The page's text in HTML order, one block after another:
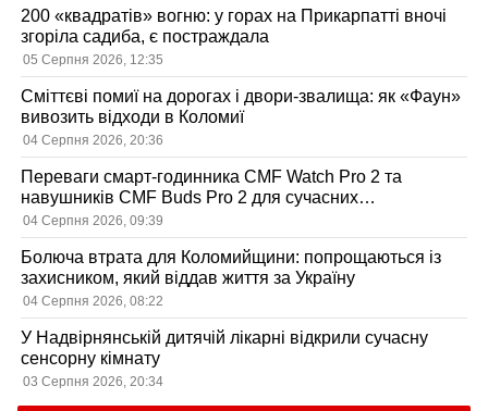
200 «квадратів» вогню: у горах на Прикарпатті вночі
згоріла садиба, є постраждала
05 Серпня 2026, 12:35
Сміттєві помиї на дорогах і двори-звалища: як «Фаун»
вивозить відходи в Коломиї
04 Серпня 2026, 20:36
Переваги смарт-годинника CMF Watch Pro 2 та
навушників CMF Buds Pro 2 для сучасних
користувачів
04 Серпня 2026, 09:39
Болюча втрата для Коломийщини: попрощаються із
захисником, який віддав життя за Україну
04 Серпня 2026, 08:22
У Надвірнянській дитячій лікарні відкрили сучасну
сенсорну кімнату
03 Серпня 2026, 20:34